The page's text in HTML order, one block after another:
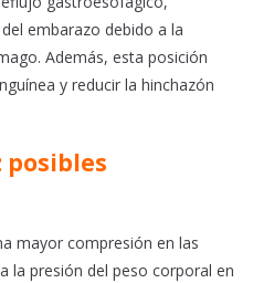
embarazo debido a la
Además, esta posición
y reducir la hinchazón
posibles
mayor compresión en las
la presión del peso corporal en